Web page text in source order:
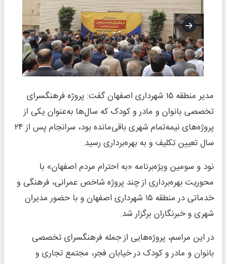
مدیر منطقه ۱۵ شهرداری اصفهان گفت: پروژه فرهنگسرای
تخصصی بانوان و مادر و کودک که سال‌ها به‌عنوان یکی از
پروژه‌های نیمه‌تمام شهری باقی‌مانده بود، سرانجام پس از ۲۴
سال تعیین تکلیف و به بهره‌برداری رسید.
نود و سومین ویژه‌برنامه «به احترام مردم اصفهان» با
محوریت بهره‌برداری از چند پروژه شاخص عمرانی، فرهنگی و
خدماتی در منطقه ۱۵ شهرداری اصفهان و با حضور مدیران
شهری و خبرنگاران برگزار شد.
در این مراسم، پروژه‌هایی از جمله فرهنگسرای تخصصی
بانوان و مادر و کودک در خیابان فجر، مجتمع تجاری و